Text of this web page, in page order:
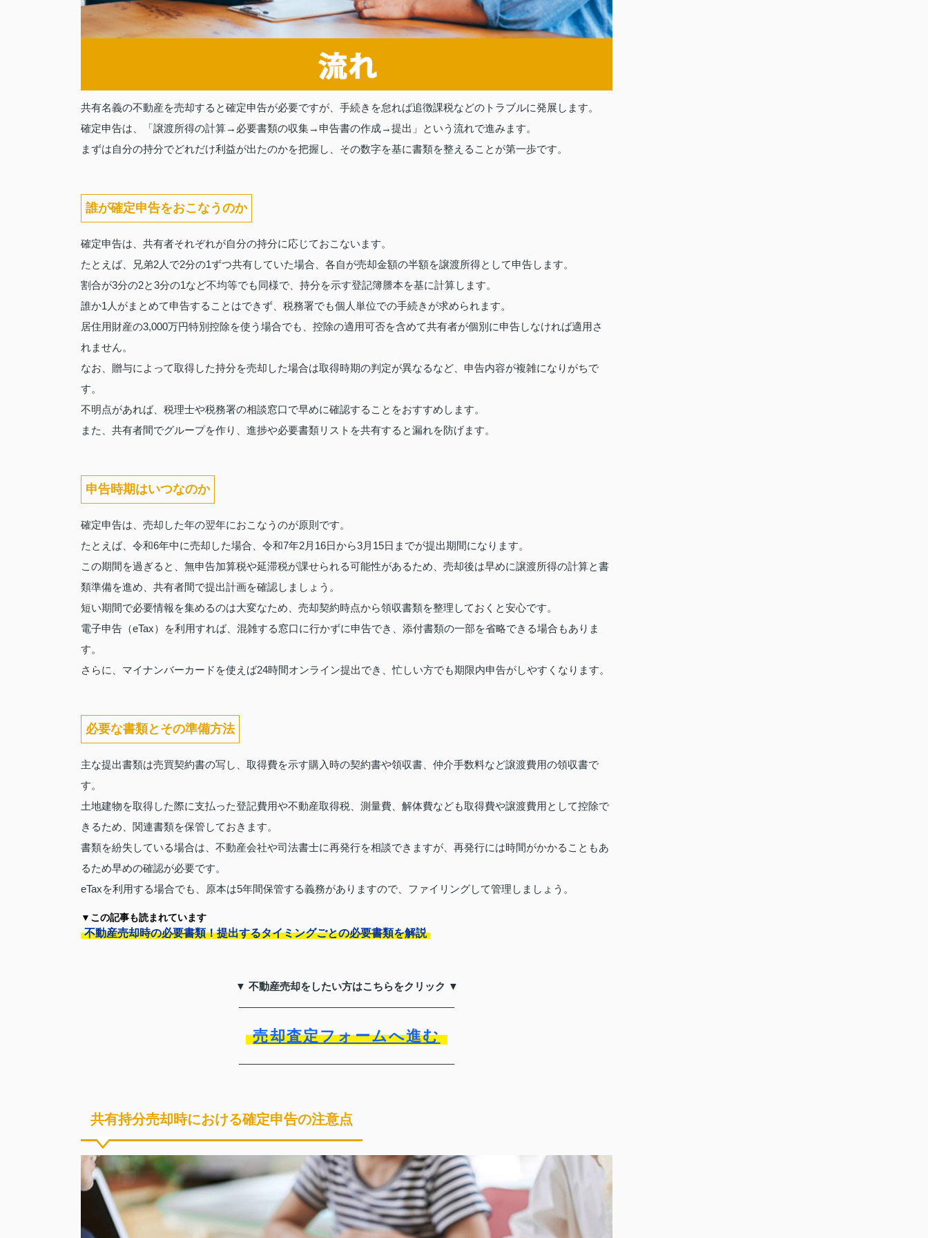
共有名義の不動産を売却すると確定申告が必要ですが、手続きを怠れば追徴課税などのトラブルに発展します。
確定申告は、「譲渡所得の計算→必要書類の収集→申告書の作成→提出」という流れで進みます。
まずは自分の持分でどれだけ利益が出たのかを把握し、その数字を基に書類を整えることが第一歩です。
誰が確定申告をおこなうのか
確定申告は、共有者それぞれが自分の持分に応じておこないます。
たとえば、兄弟2人で2分の1ずつ共有していた場合、各自が売却金額の半額を譲渡所得として申告します。
割合が3分の2と3分の1など不均等でも同様で、持分を示す登記簿謄本を基に計算します。
誰か1人がまとめて申告することはできず、税務署でも個人単位での手続きが求められます。
居住用財産の3,000万円特別控除を使う場合でも、控除の適用可否を含めて共有者が個別に申告しなければ適用さ
れません。
なお、贈与によって取得した持分を売却した場合は取得時期の判定が異なるなど、申告内容が複雑になりがちで
す。
不明点があれば、税理士や税務署の相談窓口で早めに確認することをおすすめします。
また、共有者間でグループを作り、進捗や必要書類リストを共有すると漏れを防げます。
申告時期はいつなのか
確定申告は、売却した年の翌年におこなうのが原則です。
たとえば、令和6年中に売却した場合、令和7年2月16日から3月15日までが提出期間になります。
この期間を過ぎると、無申告加算税や延滞税が課せられる可能性があるため、売却後は早めに譲渡所得の計算と書
類準備を進め、共有者間で提出計画を確認しましょう。
短い期間で必要情報を集めるのは大変なため、売却契約時点から領収書類を整理しておくと安心です。
電子申告（eTax）を利用すれば、混雑する窓口に行かずに申告でき、添付書類の一部を省略できる場合もありま
す。
さらに、マイナンバーカードを使えば24時間オンライン提出でき、忙しい方でも期限内申告がしやすくなります。
必要な書類とその準備方法
主な提出書類は売買契約書の写し、取得費を示す購入時の契約書や領収書、仲介手数料など譲渡費用の領収書で
す。
土地建物を取得した際に支払った登記費用や不動産取得税、測量費、解体費なども取得費や譲渡費用として控除で
きるため、関連書類を保管しておきます。
書類を紛失している場合は、不動産会社や司法書士に再発行を相談できますが、再発行には時間がかかることもあ
るため早めの確認が必要です。
eTaxを利用する場合でも、原本は5年間保管する義務がありますので、ファイリングして管理しましょう。
▼この記事も読まれています
不動産売却時の必要書類！提出するタイミングごとの必要書類を解説
▼ 不動産売却をしたい方はこちらをクリック ▼
売却査定フォームへ進む
共有持分売却時における確定申告の注意点